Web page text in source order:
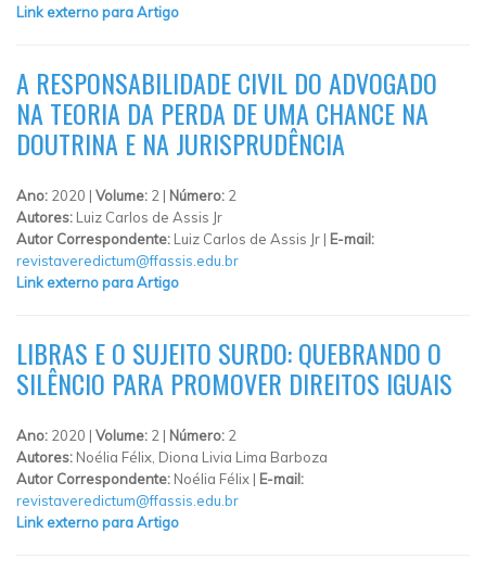
Link externo para Artigo
A RESPONSABILIDADE CIVIL DO ADVOGADO
NA TEORIA DA PERDA DE UMA CHANCE NA
DOUTRINA E NA JURISPRUDÊNCIA
Ano: 2020 | Volume: 2 | Número: 2
Autores: Luiz Carlos de Assis Jr
Autor Correspondente: Luiz Carlos de Assis Jr | E-mail:
revistaveredictum@ffassis.edu.br
Link externo para Artigo
LIBRAS E O SUJEITO SURDO: QUEBRANDO O
SILÊNCIO PARA PROMOVER DIREITOS IGUAIS
Ano: 2020 | Volume: 2 | Número: 2
Autores: Noélia Félix, Diona Livia Lima Barboza
Autor Correspondente: Noélia Félix | E-mail:
revistaveredictum@ffassis.edu.br
Link externo para Artigo